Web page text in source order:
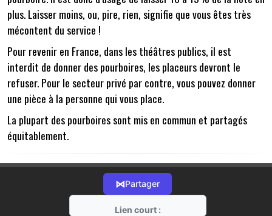
plus. Laisser moins, ou, pire, rien, signifie que vous êtes très
mécontent du service !
Pour revenir en France, dans les théâtres publics, il est
interdit de donner des pourboires, les placeurs devront le
refuser. Pour le secteur privé par contre, vous pouvez donner
une pièce à la personne qui vous place.
La plupart des pourboires sont mis en commun et partagés
équitablement.
⋈Partager
Lien court :